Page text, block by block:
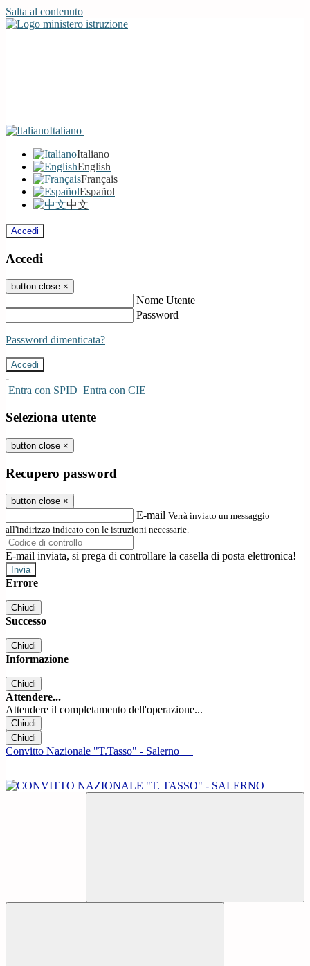
Salta al contenuto
Italiano
Italiano
English
Français
Español
中文
Accedi
Accedi
button close ×
Nome Utente
Password
Password dimenticata?
-
Entra con SPID Entra con CIE
Seleziona utente
button close ×
Recupero password
button close ×
E-mail Verrà inviato un messaggio
all'indirizzo indicato con le istruzioni necessarie.
E-mail inviata, si prega di controllare la casella di posta elettronica!
Errore
Chiudi
Successo
Chiudi
Informazione
Chiudi
Attendere...
Attendere il completamento dell'operazione...
Chiudi
Chiudi
Convitto Nazionale "T.Tasso" - Salerno